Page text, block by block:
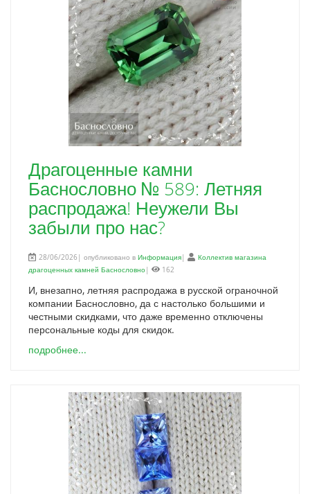
Драгоценные камни
Баснословно № 589: Летняя
распродажа! Неужели Вы
забыли про нас?
28/06/2026| опубликовано в Информация|
Коллектив магазина
драгоценных камней Баснословно| 162
И, внезапно, летняя распродажа в русской ограночной
компании Баснословно, да с настолько большими и
честными скидками, что даже временно отключены
персональные коды для скидок.
подробнее...